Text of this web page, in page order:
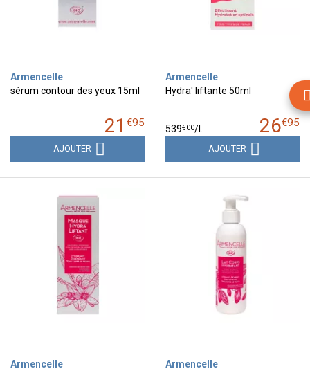
Armencelle
sérum contour des yeux 15ml
21 €95
AJOUTER
Armencelle
Hydra' liftante 50ml
26€95
539€00/
AJOUTER
Armencelle
Armencelle